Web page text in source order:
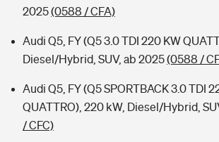
2025(0588 / CFA)
Audi Q5, FY (Q5 3.0 TDI 220 KW
Diesel/Hybrid, SUV, ab 2025(0588 /
Audi Q5, FY (Q5 SPORTBACK 3.0 TDI
QUATTRO), 220 kW, Diesel/Hybrid,
/ CFC)